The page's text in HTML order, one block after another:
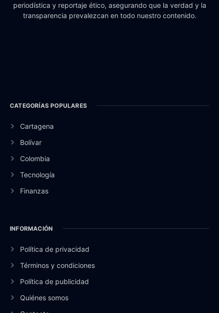
periodística y reportaje ético, asegurando que la verdad y la
transparencia prevalezcan en todo nuestro contenido.
CATEGORÍAS POPULARES
Cartagena
Bolívar
Colombia
Tecnología
Finanzas
INFORMACIÓN
Política de privacidad
Términos y condiciones
Política de publicidad
Quiénes somos